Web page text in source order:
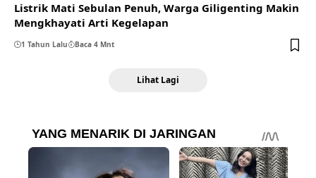
Listrik Mati Sebulan Penuh, Warga Giligenting Makin
Mengkhayati Arti Kegelapan
1 Tahun Lalu Baca 4 Mnt
Lihat Lagi